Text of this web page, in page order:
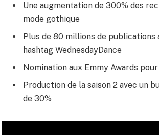
Une augmentation de 300% des
mode gothique
Plus de 80 millions de publications
hashtag WednesdayDance
Nomination aux Emmy Awards
Production de la saison 2 avec un
de 30%